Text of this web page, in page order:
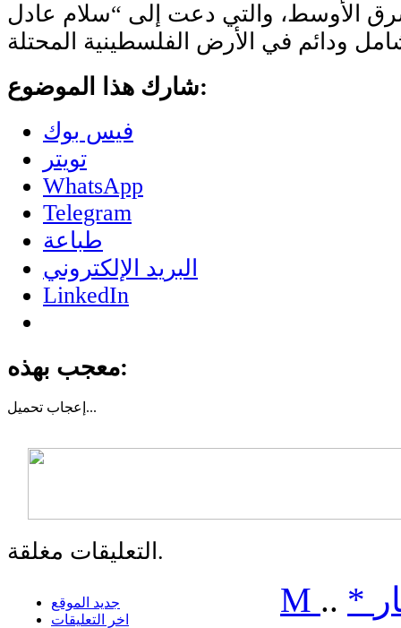
الأوسط، والتي دعت إلى “سلام عادل
شارك هذا الموضوع:
فيس بوك
تويتر
WhatsApp
Telegram
طباعة
البريد الإلكتروني
LinkedIn
معجب بهذه:
إعجاب تحميل...
التعليقات مغلقة.
جديد الموقع
اخر التعليقات
M .. *